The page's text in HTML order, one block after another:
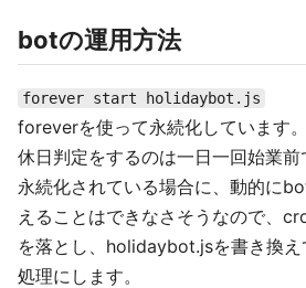
botの運用方法
forever start holidaybot.js
foreverを使って永続化しています。
休日判定をするのは一日一回始業前
永続化されている場合に、動的に
えることはできなさそうなので、
を落とし、holidaybot.jsを書き換え
処理にします。